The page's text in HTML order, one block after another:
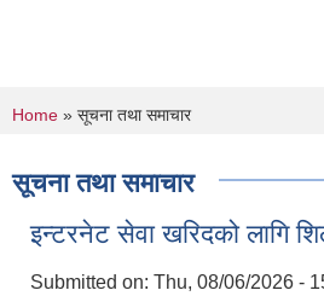
You are here
Home » सूचना तथा समाचार
सूचना तथा समाचार
इन्टरनेट सेवा खरिदको लागि
Submitted on: Thu, 08/06/2026 -